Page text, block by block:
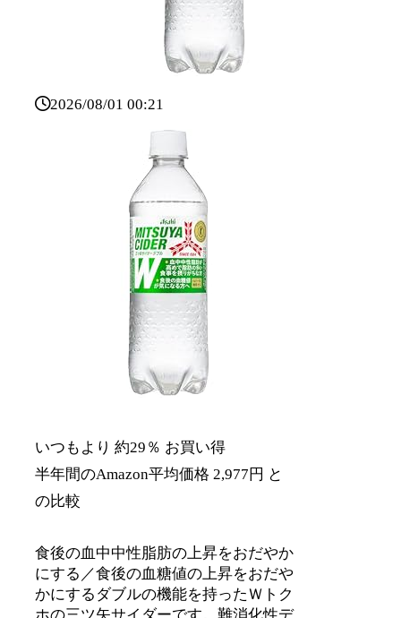
2026/08/01 00:21
いつもより 約29％ お買い得
半年間のAmazon平均価格 2,977円 と
の比較
食後の血中中性脂肪の上昇をおだやか
にする／食後の血糖値の上昇をおだや
かにするダブルの機能を持ったＷトク
ホの三ツ矢サイダーです。難消化性デ